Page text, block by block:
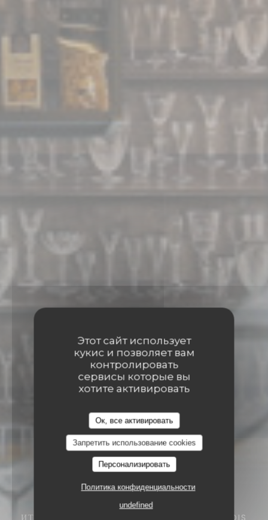
Этот сайт использует
кукис и позволяет вам
контролировать
сервисы которые вы
хотите активировать
Ок, все активировать
Запретить использование cookies
Персонализировать
Политика конфиденциальности
undefined
ИТАЛЬЯНСКИЙ РЕСТОРАН 5B RUE FRANÇOIS